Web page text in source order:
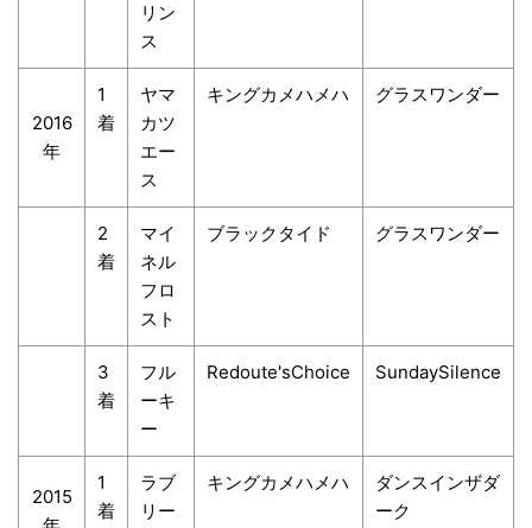
リン
ス
2016
年
1
着
ヤマ
カツ
エー
ス
キングカメハメハ グラスワンダー
2
着
マイ
ネル
フロ
スト
ブラックタイド グラスワンダー
3
着
フル
ーキ
ー
Redoute'sChoice SundaySilence
2015
1
着
ラブ
リー
キングカメハメハ
ダンスインザダ
ーク